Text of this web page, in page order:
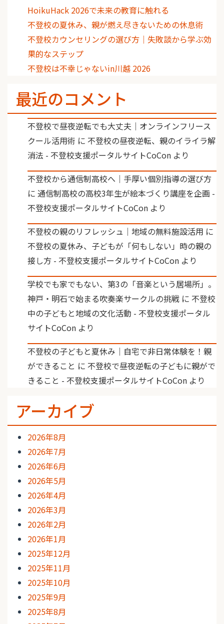
HoikuHack 2026で未来の教育に触れる
不登校の夏休み、親が燃え尽きないための休息術
不登校カウンセリングの選び方｜失敗談から学ぶ効
果的なステップ
不登校は不幸じゃないin川越 2026
最近のコメント
不登校で昼夜逆転でも大丈夫｜オンラインフリース
クール活用術 に 不登校の昼夜逆転、親のイライラ解
消法 - 不登校支援ポータルサイトCoCon より
不登校から通信制高校へ｜手厚い個別指導の選び方
に 通信制高校の高校3年生が絵本づくり講座を企画 -
不登校支援ポータルサイトCoCon より
不登校の親のリフレッシュ｜地域の無料施設活用 に
不登校の夏休み、子どもが「何もしない」時の親の
接し方 - 不登校支援ポータルサイトCoCon より
学校でも家でもない、第3の「音楽という居場所」。
神戸・明石で始まる吹奏楽サークルの挑戦 に 不登校
中の子どもと地域の文化活動 - 不登校支援ポータル
サイトCoCon より
不登校の子どもと夏休み｜自宅で非日常体験を！親
ができること に 不登校で昼夜逆転の子どもに親がで
きること - 不登校支援ポータルサイトCoCon より
アーカイブ
2026年8月
2026年7月
2026年6月
2026年5月
2026年4月
2026年3月
2026年2月
2026年1月
2025年12月
2025年11月
2025年10月
2025年9月
2025年8月